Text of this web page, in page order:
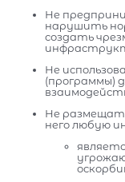
Не
нарушить
создать
Не
(программы)
Не
него любую